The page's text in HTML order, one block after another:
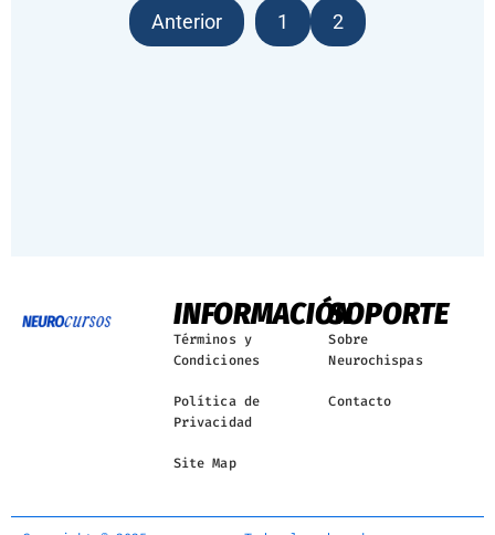
Anterior 1 2
INFORMACIÓN
Términos y
Condiciones
Política de
Privacidad
Site Map
SOPORTE
Sobre
Neurochispas
Contacto